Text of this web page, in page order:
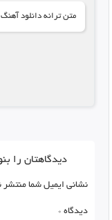
متن ترانه دانلود
دیدگاهتان را
نشانی ایمیل شما
دیدگاه *